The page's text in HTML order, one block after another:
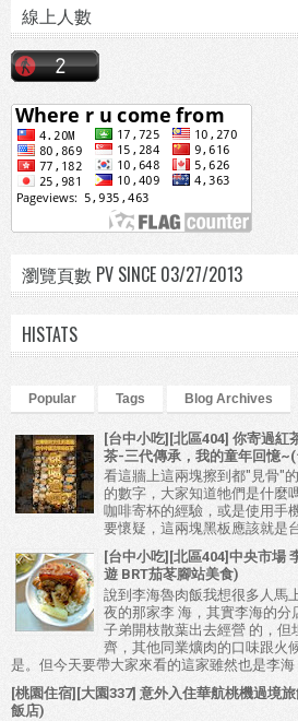
線上人數
瀏覽頁數 PV SINCE 03/27/2013
HISTATS
Popular Tags Blog Archives
[台中小吃][北區404] 你寄過紅
茶-三代傳承，我的童年回憶
看這牆上這兩塊擦到都"見骨"
的數字，大家知道牠們是什麼
咖啡寄杯的經驗，或是使用手
要懷疑，這兩塊黑板應該就是
[台中小吃][北區404]中央市場
遊 BRT茄苳腳站美食)
說到李海魯肉飯我想很多人馬
夜的那家李 海，其實李海的
子弟開枝散葉出去經營 的，但
齊，其他同業爌肉的口味跟火
是。但今天要帶大家來看的這家雖然也是李海
[桃園住宿][大園337] 意外入住華航桃機過境
飯店)